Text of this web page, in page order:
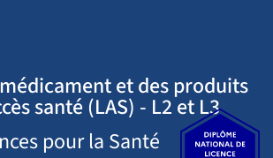
et des produits
santé (LAS) - L2 et L3
pour la Santé